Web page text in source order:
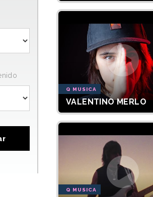
Q MUSICA
VALENTINO MERLO
Q MUSICA